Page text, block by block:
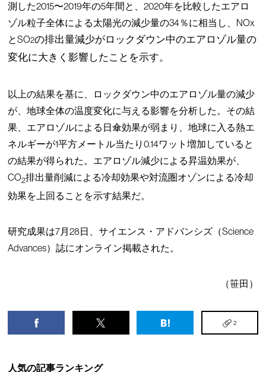
測した2015〜2019年の5年間と、2020年を比較したエアロ
ゾル粒子全体による太陽光の減少量の34％に相当し、NOx
とSO2の排出量減少がロックダウン中のエアロゾル量の
変化に大きく影響したことを示す。
以上の結果を基に、ロックダウン中のエアロゾル量の減少
が、地球全体の温度変化に与える影響を分析した。その結
果、エアロゾルによる日傘効果が弱まり、地球に入る熱エ
ネルギーが1平方メートル当たり0.14ワット増加していると
の結果が得られた。エアロゾル減少による昇温効果が、
CO2排出量削減による冷却効果や対流圏オゾンによる冷却
効果を上回ることを示す結果だ。
研究成果は7月28日、サイエンス・アドバンシズ（Science
Advances）誌にオンライン掲載された。
（笹田）
2
人気の記事ランキング